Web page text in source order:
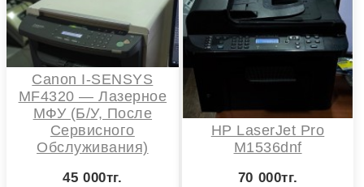
Canon I-SENSYS
MF4320 — Лазерное
МФУ (Б/У, После
Сервисного
Обслуживания)
45 000тг.
HP LaserJet Pro
M1536dnf
70 000тг.